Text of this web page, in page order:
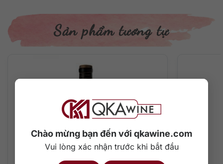
Chào mừng bạn đến với qkawine.com
Vui lòng xác nhận trước khi bắt đầu
Sản phẩm tương tự